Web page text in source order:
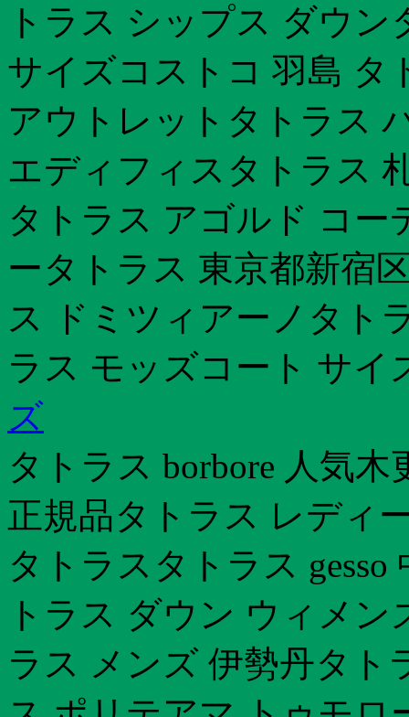
トラス シップス ダウ
サイズコストコ 羽島 タ
アウトレットタトラス
エディフィスタトラス
タトラス アゴルド コー
ータトラス 東京都新宿
ス ドミツィアーノタト
ラス モッズコート サイ
ズ
タトラス borbore 人気
正規品タトラス レディ
タトラスタトラス
トラス ダウン ウィメ
ラス メンズ 伊勢丹タト